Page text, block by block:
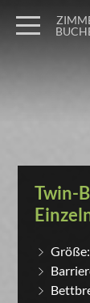
Twin-